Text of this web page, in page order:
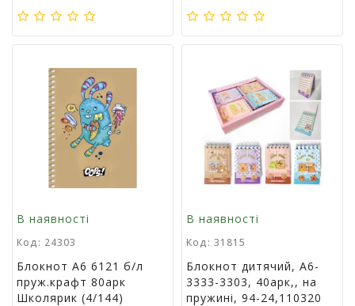
р
и
д
к
т
а
т
у
В наявності
Код: 24303
Блокнот А6 6121 б/л
пруж.крафт 80арк
Школярик (4/144)
В наявності
Код: 31815
Блокнот дитячий, А6-
3333-3303, 40арк,, на
пружині, 94-24,110320